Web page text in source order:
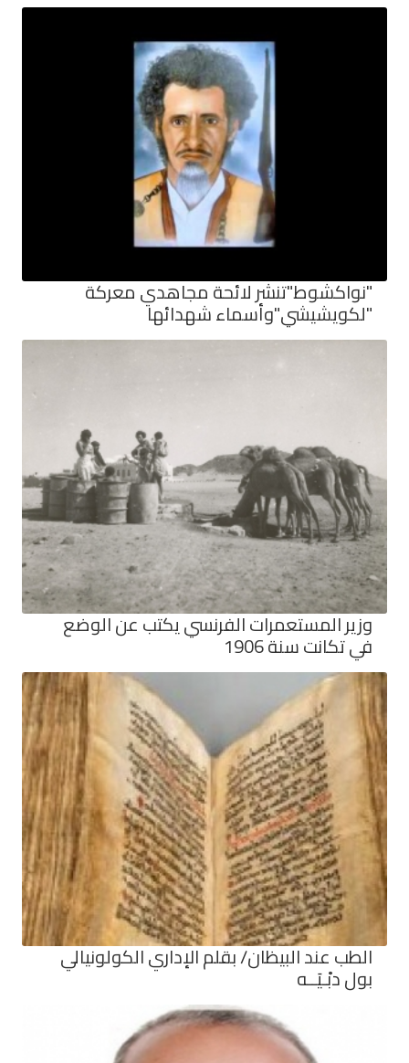
"نواكشوط"تنشر لائحة مجاهدي معركة
"لكويشيشي"وأسماء شهدائها
وزير المستعمرات الفرنسي يكتب عن الوضع
في تكانت سنة 1906
الطب عند البيظان/ بقلم الإداري الكولونيالي
بول دبْـيَــه